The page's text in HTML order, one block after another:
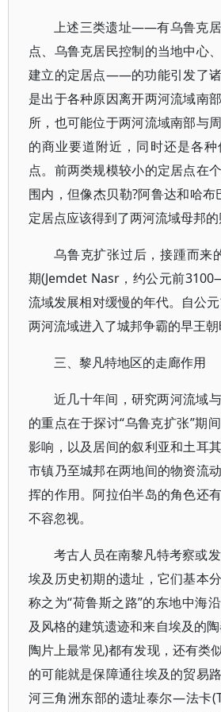
上述三类遗址——有乌鲁克
点、乌鲁克居民控制的当地中心
建立的定居点——的功能引发了
是出于各种原因离开两河流域南
所，也可能位于两河流域南部与
的商业要道附近，同时还是各
点。前两类规模较小的定居点在
围内，但像杰贝勒?阿鲁达和哈布
定居点应该得到了两河流域母邦的
乌鲁克扩张过后，接踵而来
期(Jemdet Nasr，约公元前
流域发展相对缓慢的年代。自公
两河流域进入了城邦争霸的早王朝
三、黎凡特地区的走廊作用
近几十年间，研究两河流域
的重点在于探讨“乌鲁克扩张”期
影响，以及居间的叙利亚和土耳
市镇乃至城邦在两地间的物资流
挥的作用。阿拉伯半岛的角色还
不容忽视。
考古人员在南黎凡特考察或
埃及历史初期的遗址，它们基本
称之为“荷鲁斯之路”的东地中海
及风格的建筑遗迹和来自埃及的
陶片上最常见)都有发现，还有类
的可能就是保障通往埃及的贸易
河三角洲东部的遗址泰尔—法卡